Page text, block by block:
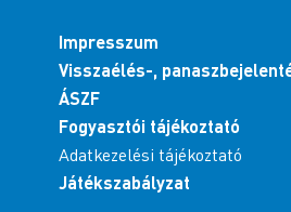
Impresszum
Visszaélés-,
ÁSZF
Fogyasztói tájékoztató
Adatkezelési tájékoztató
Játékszabályzat